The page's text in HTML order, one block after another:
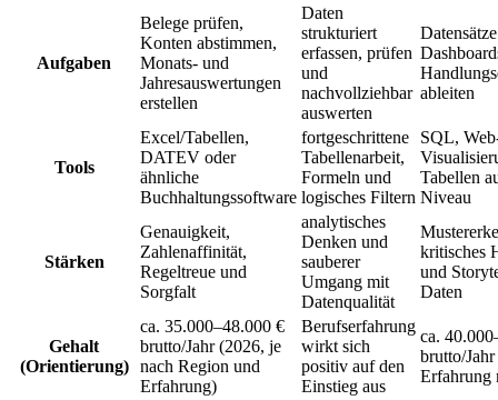
Aufgaben
Belege prüfen,
Konten abstimmen,
Monats- und
Jahresauswertungen
erstellen
Daten
strukturiert
erfassen, prüfen
und
nachvollziehbar
auswerten
ableiten
Tools
Excel/Tabellen,
DATEV oder
ähnliche
Buchhaltungssoftware
fortgeschrittene
Tabellenarbeit,
Formeln und
logisches Filtern
SQL,
Tabellen
Niveau
Stärken
Genauigkeit,
Zahlenaffinität,
Regeltreue und
Sorgfalt
analytisches
Denken und
sauberer
Umgang mit
Datenqualität
kritisches
und
Daten
Gehalt
(Orientierung)
ca. 35.000–48.000 €
brutto/Jahr (2026, je
nach Region und
Erfahrung)
Berufserfahrung
wirkt sich
positiv auf den
Einstieg aus
ca.
brutto/
Erfahrung